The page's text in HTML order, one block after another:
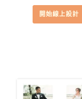
開始線上設計